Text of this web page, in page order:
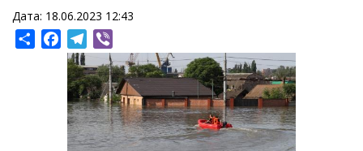
Дата: 18.06.2023 12:43
ShareFacebookTelegram